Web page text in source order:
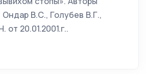
Ондар В.С., Голубев В.Г.,
от 20.01.2001.г..